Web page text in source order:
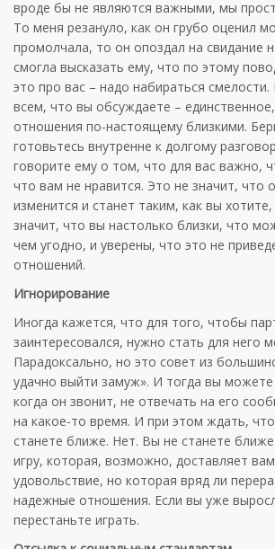
вроде бы не являются важными, мы
То меня резануло, как он грубо оценил
промолчала, то он опоздал на свидание
смогла высказать ему, что по этому
это про вас – надо набираться
всем, что вы обсуждаете –
отношения по-настоящему близкими.
готовьтесь внутренне к долгому
говорите ему о том, что для вас важно,
что вам не нравится. Это не значит, что
изменится и станет таким, как вы
значит, что вы настолько близки, что
чем угодно, и уверены, что это не
отношений.
Игнорирование
Иногда кажется, что для того, чтобы
заинтересовался, нужно стать для него
Парадоксально, но это совет из
удачно выйти замуж». И тогда вы можете
когда он звонит, не отвечать на его
на какое-то время. И при этом ждать,
станете ближе. Нет. Вы не станете
игру, которая, возможно, доставляет
удовольствие, но которая вряд ли
надежные отношения. Если вы уже
перестаньте играть.